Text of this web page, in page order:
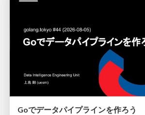
Goでデータパイプラインを作ろう